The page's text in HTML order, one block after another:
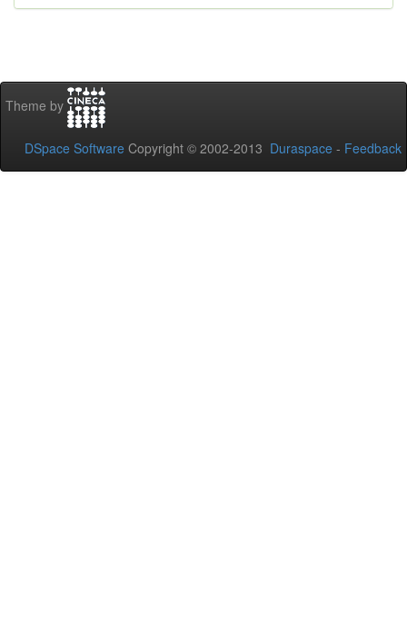
Theme by
DSpace Software Copyright © 2002-2013 Duraspace - Feedback